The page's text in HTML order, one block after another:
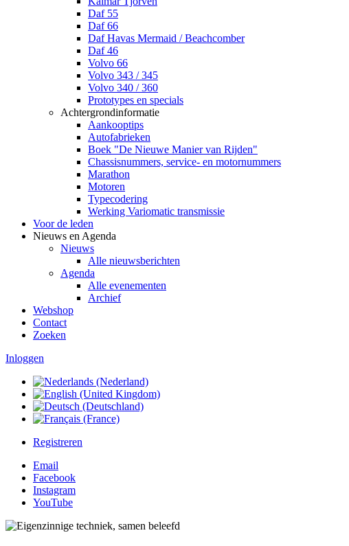
Daf 55
Daf 66
Daf Havas Mermaid / Beachcomber
Daf 46
Volvo 66
Volvo 343 / 345
Volvo 340 / 360
Prototypes en specials
Achtergrondinformatie
Aankooptips
Autofabrieken
Boek "De Nieuwe Manier van Rijden"
Chassisnummers, service- en motornummers
Marathon
Motoren
Typecodering
Werking Variomatic transmissie
Voor de leden
Nieuws en Agenda
Nieuws
Alle nieuwsberichten
Agenda
Alle evenementen
Archief
Webshop
Contact
Zoeken
Inloggen
Registreren
Email
Facebook
Instagram
YouTube